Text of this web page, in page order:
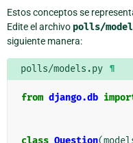
Estos conceptos se
Edite el archivo polls/
siguiente manera:
polls/models.py ¶
from django.db